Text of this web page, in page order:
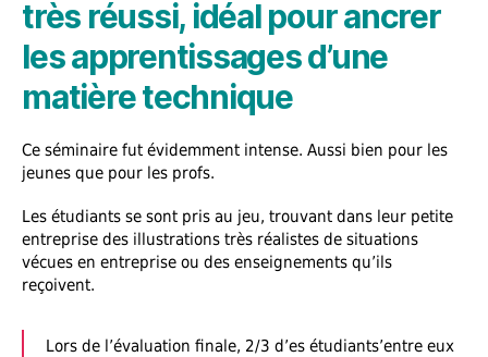
très réussi, idéal pour ancrer
les apprentissages d’une
matière technique
Ce séminaire fut évidemment intense. Aussi bien pour les
jeunes que pour les profs.
Les étudiants se sont pris au jeu, trouvant dans leur petite
entreprise des illustrations très réalistes de situations
vécues en entreprise ou des enseignements qu’ils
reçoivent.
Lors de l’évaluation finale, 2/3 d’es étudiants’entre eux